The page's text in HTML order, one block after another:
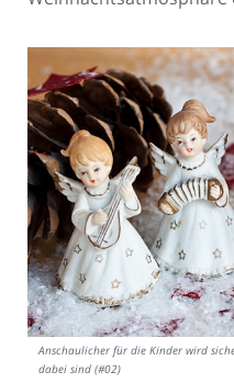
Anschaulicher für die Kinder wird
dabei sind (#02)